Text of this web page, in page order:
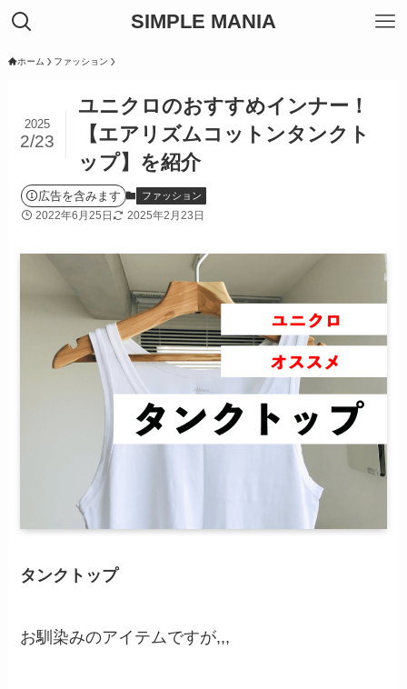
SIMPLE MANIA
ホーム ファッション
ユニクロのおすすめインナー！
【エアリズムコットンタンクト
ップ】を紹介
2025
2/23
広告を含みます ファッション
2022年6月25日 2025年2月23日
タンクトップ
お馴染みのアイテムですが,,,